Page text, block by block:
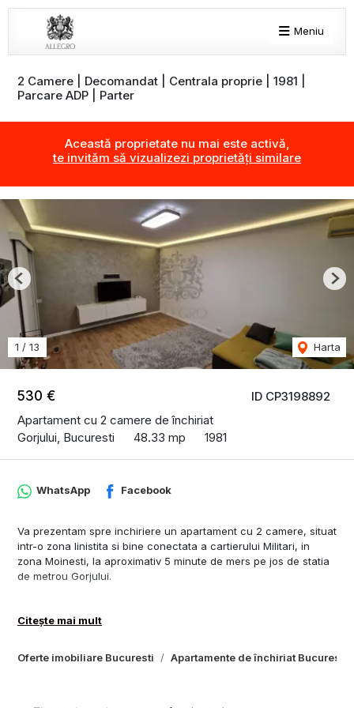
Meniu
2 Camere | Decomandat | Centrala proprie | 1981 |
Parcare ADP | Parter
Această proprietate nu mai este activă,
te invităm să vizualizezi proprietăți similare
ID CP3198892
530 €
Apartament cu 2 camere de închiriat
Gorjului, Bucuresti
48.33 mp 1981
1 / 13 Harta
Previous
Oferte imobiliare Bucuresti Apartamente de închiriat Bucuresti
WhatsApp Facebook
Va prezentam spre inchiriere un apartament cu 2 camere, situat
intr-o zona linistita si bine conectata a cartierului Militari, in
zona Moinesti, la aproximativ 5 minute de mers pe jos de statia
de metrou Gorjului.
P+4, recent reabilitat termic.
mobilat si utilat, exact ca in fotografii, si se prezinta intr-o stare
Citește mai mult